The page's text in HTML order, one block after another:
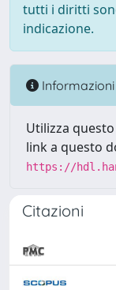
tutti i diritti
indicazione.
Informazioni
Utilizza
link a questo
https://
Citazioni